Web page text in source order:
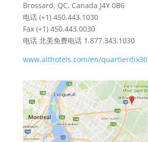
Brossard, QC, Canada J4Y 0B6
电话 (+1) 450.443.1030
Fax (+1) 450.443.0030
电话 北美免费电话 1.877.343.1030
www.althotels.com/en/quartierdix30